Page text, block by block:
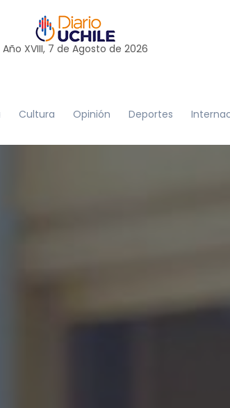
Año XVIII, 7 de Agosto de 2026
Cultura Opinión Deportes